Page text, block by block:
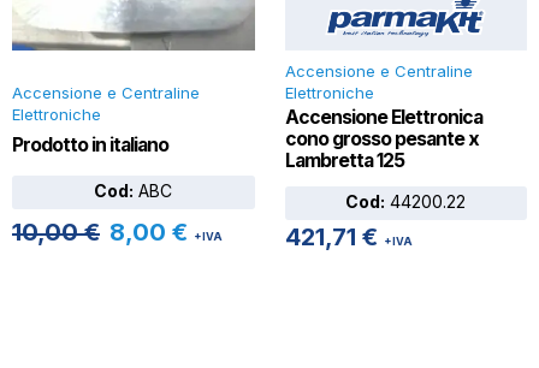
Accensione e Centraline
Elettroniche
Prodotto in italiano
Cod: ABC
10,00€ 8,00 € +IVA
Accensione e Centraline
Elettroniche
Accensione Elettronica
cono grosso pesante x
Lambretta 125
Cod: 44200.22
421,71 € +IVA